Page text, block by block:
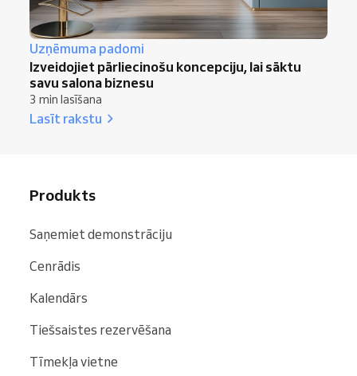
Uzņēmuma padomi
Izveidojiet pārliecinošu koncepciju, lai sāktu
savu salona biznesu
3 min lasīšana
Lasīt rakstu
Produkts
Saņemiet demonstrāciju
Cenrādis
Kalendārs
Tiešsaistes rezervēšana
Tīmekļa vietne